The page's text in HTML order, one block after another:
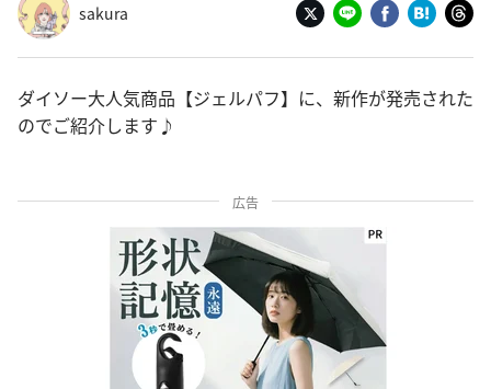
sakura
ダイソー大人気商品【ジェルパフ】に、新作が発売された
のでご紹介します♪
広告